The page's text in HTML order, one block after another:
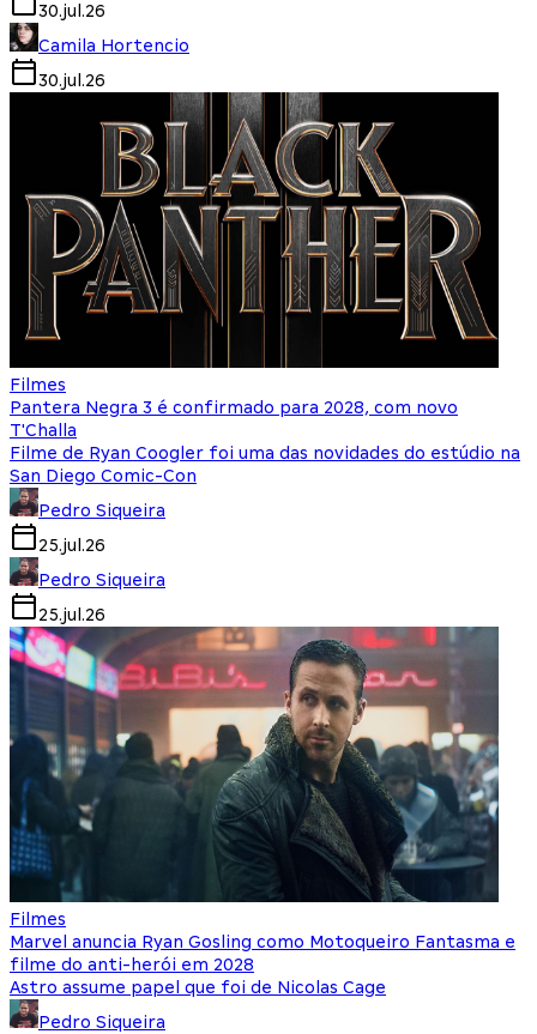
30.jul.26
Camila Hortencio
30.jul.26
Filmes
Pantera Negra 3 é confirmado para 2028, com novo
T'Challa
Filme de Ryan Coogler foi uma das novidades do estúdio na
San Diego Comic-Con
Pedro Siqueira
25.jul.26
Pedro Siqueira
25.jul.26
Filmes
Marvel anuncia Ryan Gosling como Motoqueiro Fantasma e
filme do anti-herói em 2028
Astro assume papel que foi de Nicolas Cage
Pedro Siqueira